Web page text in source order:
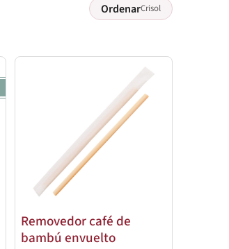
OrdenarCrisol
Removedor café de
bambú envuelto